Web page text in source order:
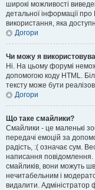
широкі можливості
детальної інформації про
використання, яка
Догори
Чи можу я
Ні. На цьому форумі
допомогою коду HTML.
тексту може бути
Догори
Що таке смайлики?
Смайлики - це маленькі
передачі емоцій за
радість, :( означає сум.
написання
смайликів, вони можуть
нечитабельним і
видалити. Адміністратор